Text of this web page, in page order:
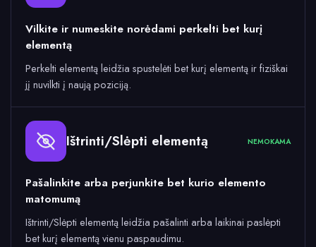
Vilkite ir numeskite norėdami perkelti bet kurį
elementą
Perkelti elementą leidžia spustelėti bet kurį elementą ir fiziškai
jį nuvilkti į naują poziciją.
Ištrinti/Slėpti elementą NEMOKAMA
Pašalinkite arba perjunkite bet kurio elemento
matomumą
Ištrinti/Slėpti elementą leidžia pašalinti arba laikinai paslėpti
bet kurį elementą vienu paspaudimu.